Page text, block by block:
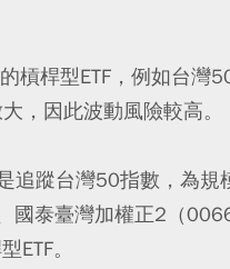
槓桿型ETF，例如台灣
，因此波動風險較高。
蹤台灣50指數，為規
泰臺灣加權正2（
。